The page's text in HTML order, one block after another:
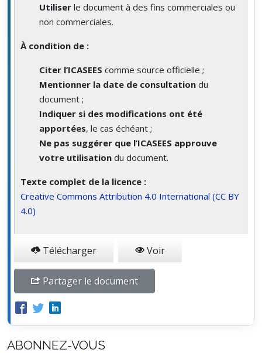
Utiliser le document à des fins commerciales ou
non commerciales.
À condition de :
Citer l’ICASEES comme source officielle ;
Mentionner la date de consultation du
document ;
Indiquer si des modifications ont été
apportées, le cas échéant ;
Ne pas suggérer que l’ICASEES approuve
votre utilisation du document.
Texte complet de la licence :
Creative Commons Attribution 4.0 International (CC BY
4.0)
Télécharger Voir
Partager le document
ABONNEZ-VOUS